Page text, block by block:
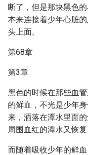
断了，但是那块黑色
本来连接着少年心脏
头上面。
第68章
第3章
黑色的时候在那些血
的鲜血，不光是少年
来，洒落在潭水里面
周围血红的潭水又恢复
而随着吸收少年的鲜